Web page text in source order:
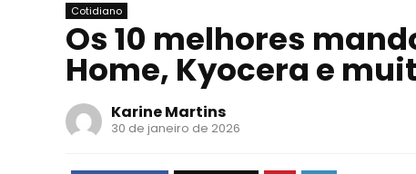
Cotidiano
Os 10 melhores
Home, Kyocera e
Karine Martins
30 de janeiro de 2026